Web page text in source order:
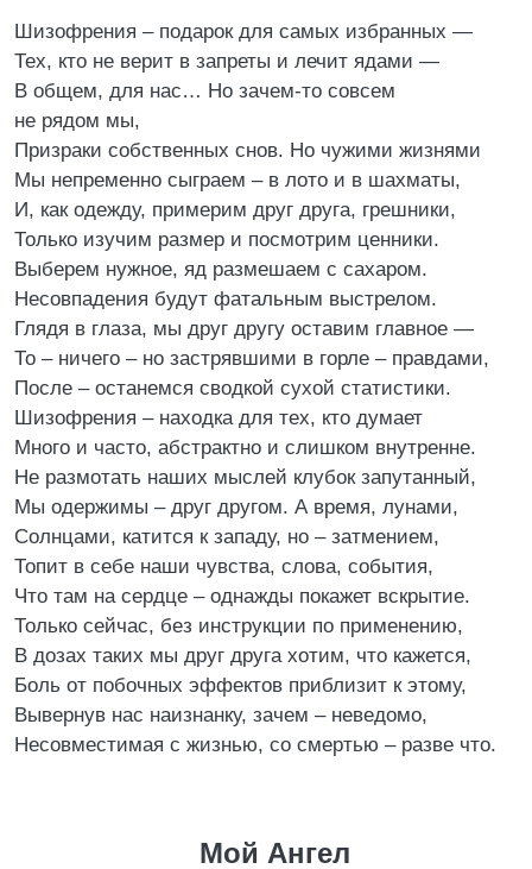
Шизофрения – подарок для самых избранных —
Тех, кто не верит в запреты и лечит ядами —
В общем, для нас… Но зачем-то совсем
не рядом мы,
Призраки собственных снов. Но чужими жизнями
Мы непременно сыграем – в лото и в шахматы,
И, как одежду, примерим друг друга, грешники,
Только изучим размер и посмотрим ценники.
Выберем нужное, яд размешаем с сахаром.
Несовпадения будут фатальным выстрелом.
Глядя в глаза, мы друг другу оставим главное —
То – ничего – но застрявшими в горле – правдами,
После – останемся сводкой сухой статистики.
Шизофрения – находка для тех, кто думает
Много и часто, абстрактно и слишком внутренне.
Не размотать наших мыслей клубок запутанный,
Мы одержимы – друг другом. А время, лунами,
Солнцами, катится к западу, но – затмением,
Топит в себе наши чувства, слова, события,
Что там на сердце – однажды покажет вскрытие.
Только сейчас, без инструкции по применению,
В дозах таких мы друг друга хотим, что кажется,
Боль от побочных эффектов приблизит к этому,
Вывернув нас наизнанку, зачем – неведомо,
Несовместимая с жизнью, со смертью – разве что.
Мой Ангел